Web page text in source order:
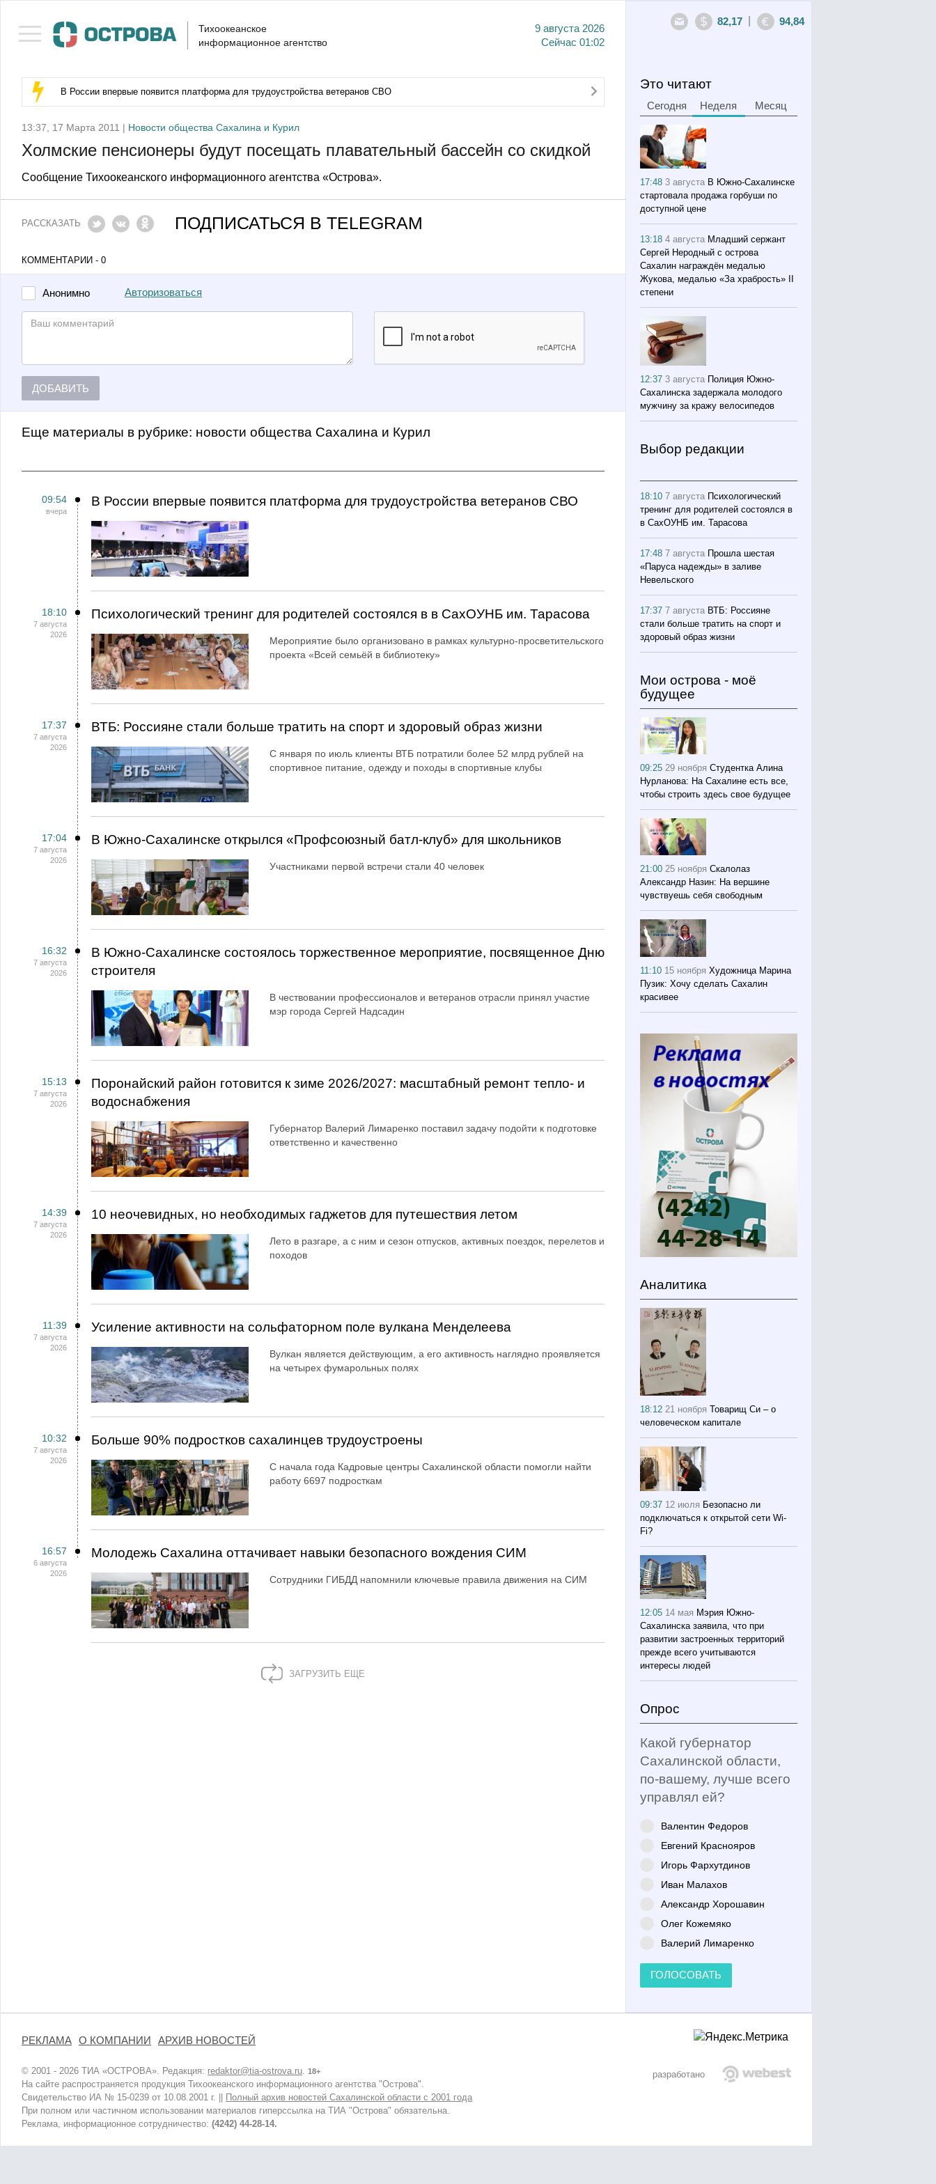
Тихоокеанское
информационное агентство
9 августа 2026
Сейчас 01:02
82,17 94,84
В России впервые появится платформа для трудоустройства ветеранов СВО
13:37, 17 Марта 2011 | Новости общества Сахалина и Курил
Холмские пенсионеры будут посещать плавательный бассейн со скидкой
Сообщение Тихоокеанского информационного агентства «Острова».
РАССКАЗАТЬ ПОДПИСАТЬСЯ В TELEGRAM
КОММЕНТАРИИ - 0
Анонимно Авторизоваться
ДОБАВИТЬ
Еще материалы в рубрике: Новости общества Сахалина и Курил
09:54
вчера
В России впервые появится платформа для трудоустройства ветеранов СВО
18:10
7 августа
2026
Психологический тренинг для родителей состоялся в в СахОУНБ им. Тарасова
Мероприятие было организовано в рамках культурно-просветительского
проекта «Всей семьёй в библиотеку»
17:37
7 августа
2026
ВТБ: Россияне стали больше тратить на спорт и здоровый образ жизни
С января по июль клиенты ВТБ потратили более 52 млрд рублей на
спортивное питание, одежду и походы в спортивные клубы
17:04
7 августа
2026
В Южно-Сахалинске открылся «Профсоюзный батл-клуб» для школьников
Участниками первой встречи стали 40 человек
16:32
7 августа
2026
В Южно-Сахалинске состоялось торжественное мероприятие, посвященное Дню
строителя
В чествовании профессионалов и ветеранов отрасли принял участие
мэр города Сергей Надсадин
15:13
7 августа
2026
Поронайский район готовится к зиме 2026/2027: масштабный ремонт тепло- и
водоснабжения
Губернатор Валерий Лимаренко поставил задачу подойти к подготовке
ответственно и качественно
14:39
7 августа
2026
10 неочевидных, но необходимых гаджетов для путешествия летом
Лето в разгаре, а с ним и сезон отпусков, активных поездок, перелетов и
походов
11:39
7 августа
2026
Усиление активности на сольфаторном поле вулкана Менделеева
Вулкан является действующим, а его активность наглядно проявляется
на четырех фумарольных полях
10:32
7 августа
2026
Больше 90% подростков сахалинцев трудоустроены
С начала года Кадровые центры Сахалинской области помогли найти
работу 6697 подросткам
16:57
6 августа
2026
Молодежь Сахалина оттачивает навыки безопасного вождения СИМ
Сотрудники ГИБДД напомнили ключевые правила движения на СИМ
ЗАГРУЗИТЬ ЕЩЕ
Это читают
Сегодня Неделя Месяц
17:483 августа В Южно-Сахалинске
стартовала продажа горбуши по
доступной цене
13:184 августа Младший сержант
Сергей Неродный с острова
Сахалин награждён медалью
Жукова, медалью «За храбрость» II
степени
12:373 августа Полиция Южно-
Сахалинска задержала молодого
мужчину за кражу велосипедов
Выбор редакции
18:107 августа Психологический
тренинг для родителей состоялся в
в СахОУНБ им. Тарасова
17:487 августа Прошла шестая
«Паруса надежды» в заливе
Невельского
17:377 августа ВТБ: Россияне
стали больше тратить на спорт и
здоровый образ жизни
Мои острова - моё
будущее
09:2529 ноября Студентка Алина
Нурланова: На Сахалине есть все,
чтобы строить здесь свое будущее
21:0025 ноября Скалолаз
Александр Назин: На вершине
чувствуешь себя свободным
11:10 15 ноября Художница Марина
Пузик: Хочу сделать Сахалин
красивее
Аналитика
18:1221 ноября Товарищ Си – о
человеческом капитале
09:37 12 июля Безопасно ли
подключаться к открытой сети Wi-
Fi?
12:05 14 мая Мэрия Южно-
Сахалинска заявила, что при
развитии застроенных территорий
прежде всего учитываются
интересы людей
Опрос
Какой губернатор
Сахалинской области,
по-вашему, лучше всего
управлял ей?
Валентин Федоров
Евгений Краснояров
Игорь Фархутдинов
Иван Малахов
Александр Хорошавин
Олег Кожемяко
Валерий Лимаренко
ГОЛОСОВАТЬ
РЕКЛАМА О КОМПАНИИ АРХИВ НОВОСТЕЙ
© 2001 - 2026 ТИА «ОСТРОВА». Редакция: redaktor@tia-ostrova.ru 18+
На сайте распространяется продукция Тихоокеанского информационного агентства "Острова".
Свидетельство ИА № 15-0239 от 10.08.2001 г. ||
Полный архив новостей Сахалинской области с 2001 года
При полном или частичном использовании материалов гиперссылка на ТИА "Острова" обязательна.
Реклама, информационное сотрудничество: (4242) 44-28-14.
разработано